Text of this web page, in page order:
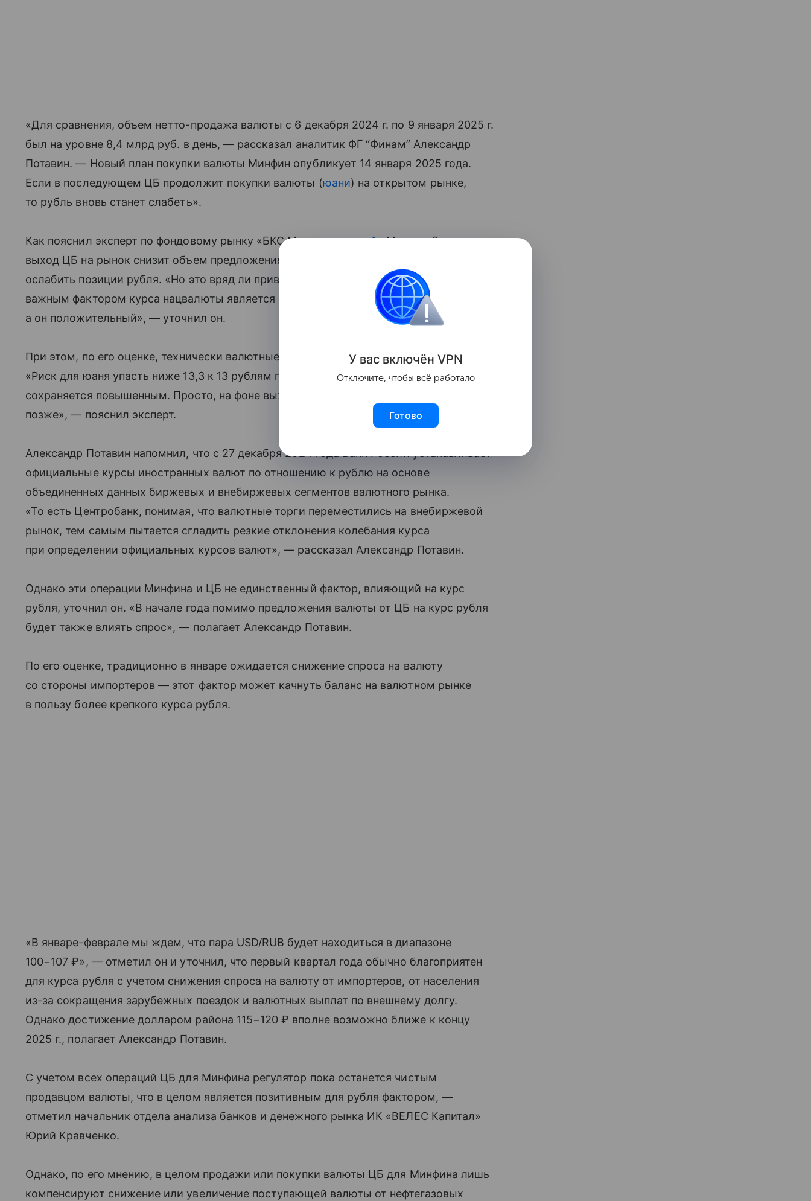
«Для сравнения, объем нетто-продажа валюты с 6 декабря 2024 г. по 9 января 2025 г.
был на уровне 8,4 млрд руб. в день, — рассказал аналитик ФГ “Финам” Александр
Потавин. — Новый план покупки валюты Минфин опубликует 14 января 2025 года.
Если в последующем ЦБ продолжит покупки валюты (юани) на открытом рынке,
то рубль вновь станет слабеть».
Как пояснил эксперт по фондовому рынку «БКС Миринвестиций» Михаил Зельцер,
выход ЦБ на рынок снизит объем предложения инвалюты, что может несколько
ослабить позиции рубля. «Но это вряд ли приведет к девальвации, поскольку более
важным фактором курса нацвалюты является баланс
и импорта,
а он положительный», — уточнил он.
При этом, по его оценке, технически валютные пары по-прежнему смотрят вниз.
«Риск для юаня упасть ниже 13,3 к 13 рублям при текущем курсе 13,5 рубля
сохраняется повышенным. Просто, на фоне выхода ЦБ, вероятно это произойдет чуть
позже», — пояснил эксперт.
Александр Потавин напомнил, что с 27 декабря 2024 года Банк России устанавливает
официальные курсы иностранных валют по отношению к рублю на основе
объединенных данных биржевых и внебиржевых сегментов валютного рынка.
«То есть Центробанк, понимая, что валютные торги переместились на внебиржевой
рынок, тем самым пытается сгладить резкие отклонения колебания курса
при определении официальных курсов валют», — рассказал Александр Потавин.
Однако эти операции Минфина и ЦБ не единственный фактор, влияющий на курс
рубля, уточнил он. «В начале года помимо предложения валюты от ЦБ на курс рубля
будет также влиять спрос», — полагает Александр Потавин.
По его оценке, традиционно в январе ожидается снижение спроса на валюту
со стороны импортеров — этот фактор может качнуть баланс на валютном рынке
в пользу более крепкого курса рубля.
«В январе-феврале мы ждем, что пара USD/RUB будет находиться в диапазоне
100−107 ₽», — отметил он и уточнил, что первый квартал года обычно благоприятен
для курса рубля с учетом снижения спроса на валюту от импортеров, от населения
из-за сокращения зарубежных поездок и валютных выплат по внешнему долгу.
Однако достижение долларом района 115−120 ₽ вполне возможно ближе к концу
2025 г., полагает Александр Потавин.
С учетом всех операций ЦБ для Минфина регулятор пока останется чистым
продавцом валюты, что в целом является позитивным для рубля фактором, —
отметил начальник отдела анализа банков и денежного рынка ИК «ВЕЛЕС Капитал»
Юрий Кравченко.
Однако, по его мнению, в целом продажи или покупки валюты ЦБ для Минфина лишь
компенсируют снижение или увеличение поступающей валюты от нефтегазовых
У вас включён VPN
Отключите, чтобы всё работало
Готово